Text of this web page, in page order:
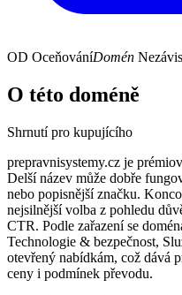
OD OceňováníDomén
O této doméně
Shrnutí pro kupujícího
prepravnisystemy.cz je
Delší název může dobře
nebo popisnější značku.
nejsilnější volba z pohledu
CTR. Podle zařazení se
Technologie & bezpečnost,
otevřený nabídkám, což dává
ceny i podmínek převodu.